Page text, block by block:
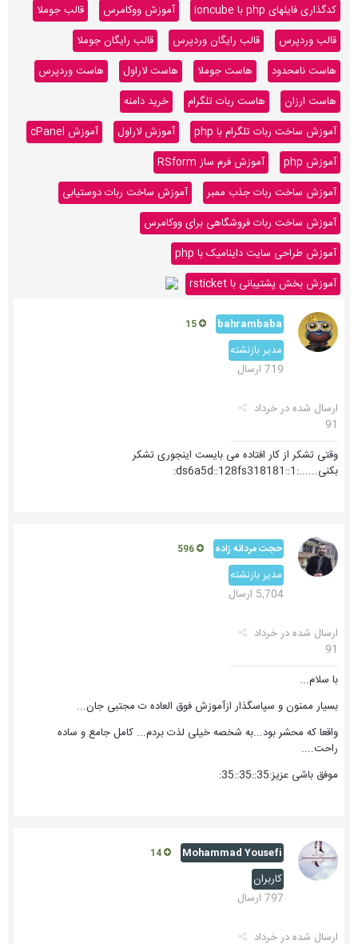
کدگذاری فایلهای php با ioncube آموزش ووکامرس
قالب جوملا
قالب وردپرس
قالب رایگان وردپرس
قالب رایگان جوملا
هاست نامحدود
هاست جوملا هاست لاراول
هاست وردپرس
هاست ارزان
هاست ربات تلگرام
خرید دامنه
آموزش ساخت ربات تلگرام با php
آموزش لاراول
آموزش cPanel
آموزش php
آموزش فرم ساز RSform
آموزش ساخت ربات جذب ممبر
آموزش ساخت ربات دوستیابی
آموزش ساخت ربات فروشگاهی برای ووکامرس
آموزش طراحی سایت داینامیک با php
آموزش بخش پشتیبانی با rsticket
bahrambaba
مدیر بازنشته
719 ارسال
ارسال شده درخرداد
91
وقتی تشکر از کار افتاده می بایست اینجوری تشکر
بکنی......:ds6a5d::128fs318181::1:
حجت مردانه زاده
مدیر بازنشته
5,704 ارسال
ارسال شده درخرداد
91
با سلام...
بسیار ممنون و سپاسگذار ازآموزش فوق العاده ت مجتبی جان...
واقعا که محشر بود...به شخصه خیلی لذت بردم... کامل جامع و ساده
راحت....
موفق باشی عزیز:35::35::35:
Mohammad Yousefi
کاربران
797 ارسال
ارسال شده درخرداد